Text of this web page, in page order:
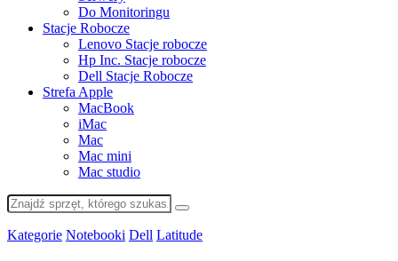
Do Monitoringu
Stacje Robocze
Lenovo Stacje robocze
Hp Inc. Stacje robocze
Dell Stacje Robocze
Strefa Apple
MacBook
iMac
Mac
Mac mini
Mac studio
Kategorie Notebooki Dell Latitude